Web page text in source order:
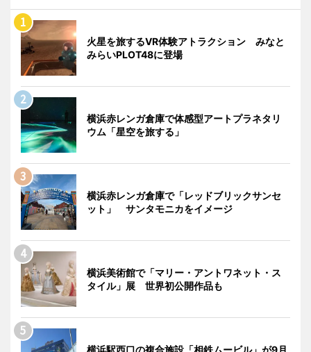
火星を旅するVR体験アトラクション みなと
みらいPLOT48に登場
横浜赤レンガ倉庫で体感型アートプラネタリ
ウム「星空を旅する」
横浜赤レンガ倉庫で「レッドブリックサンセ
ット」 サンタモニカをイメージ
横浜美術館で「マリー・アントワネット・ス
タイル」展 世界初公開作品も
横浜駅西口の複合施設「相鉄ムービル」が9月